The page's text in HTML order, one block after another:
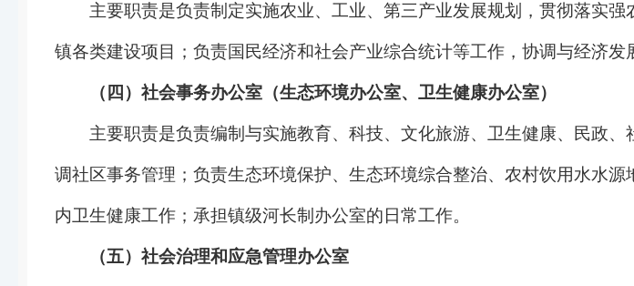
主要职责是负责制定实施农业、工业、第三产业发展规划，贯彻落实
镇各类建设项目；负责国民经济和社会产业综合统计等工作，协调与经济发
（四）社会事务办公室（生态环境办公室、卫生健康办公室）
主要职责是负责编制与实施教育、科技、文化旅游、卫生健康、民政
调社区事务管理；负责生态环境保护、生态环境综合整治、农村饮用水水
内卫生健康工作；承担镇级河长制办公室的日常工作。
（五）社会治理和应急管理办公室